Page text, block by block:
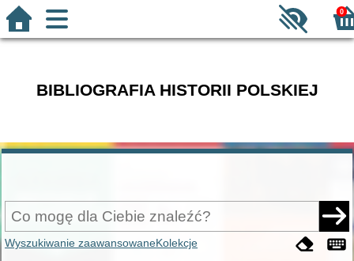
0
BIBLIOGRAFIA HISTORII POLSKIEJ
Wyszukiwanie zaawansowaneKolekcje